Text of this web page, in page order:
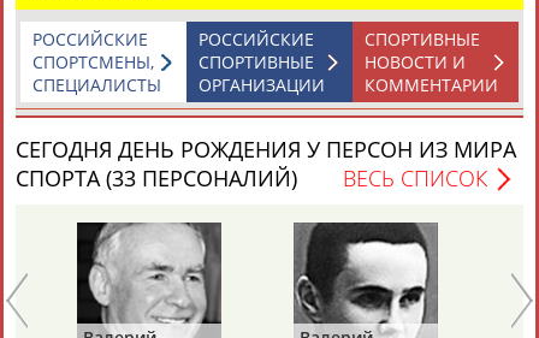
СПОРТИВНЫЕ
НОВОСТИ И
КОММЕНТАРИИ
РОССИЙСКИЕ
СПОРТИВНЫЕ
ОРГАНИЗАЦИИ
РОССИЙСКИЕ
СПОРТСМЕНЫ,
СПЕЦИАЛИСТЫ
СЕГОДНЯ ДЕНЬ РОЖДЕНИЯ У ПЕРСОН ИЗ МИРА
СПОРТА (33 ПЕРСОНАЛИЙ)
ВЕСЬ СПИСОК